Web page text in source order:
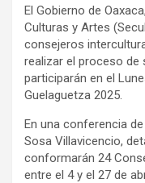
El Gobierno de
Culturas y Artes
consejeros
realizar el proceso de
participarán en el
Guelaguetza 2025.
En una conferencia
Sosa Villavicencio,
conformarán 24
entre el 4 y el 27 de